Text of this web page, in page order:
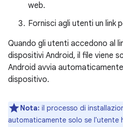
web.
Fornisci agli utenti un link
Quando gli utenti accedono al
dispositivi Android, il file viene
Android avvia
dispositivo.
Nota: il processo di
automaticamente solo se l'utente